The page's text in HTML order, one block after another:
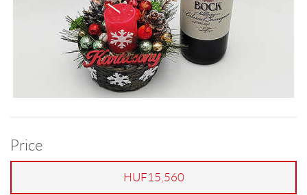
Price
HUF15,560